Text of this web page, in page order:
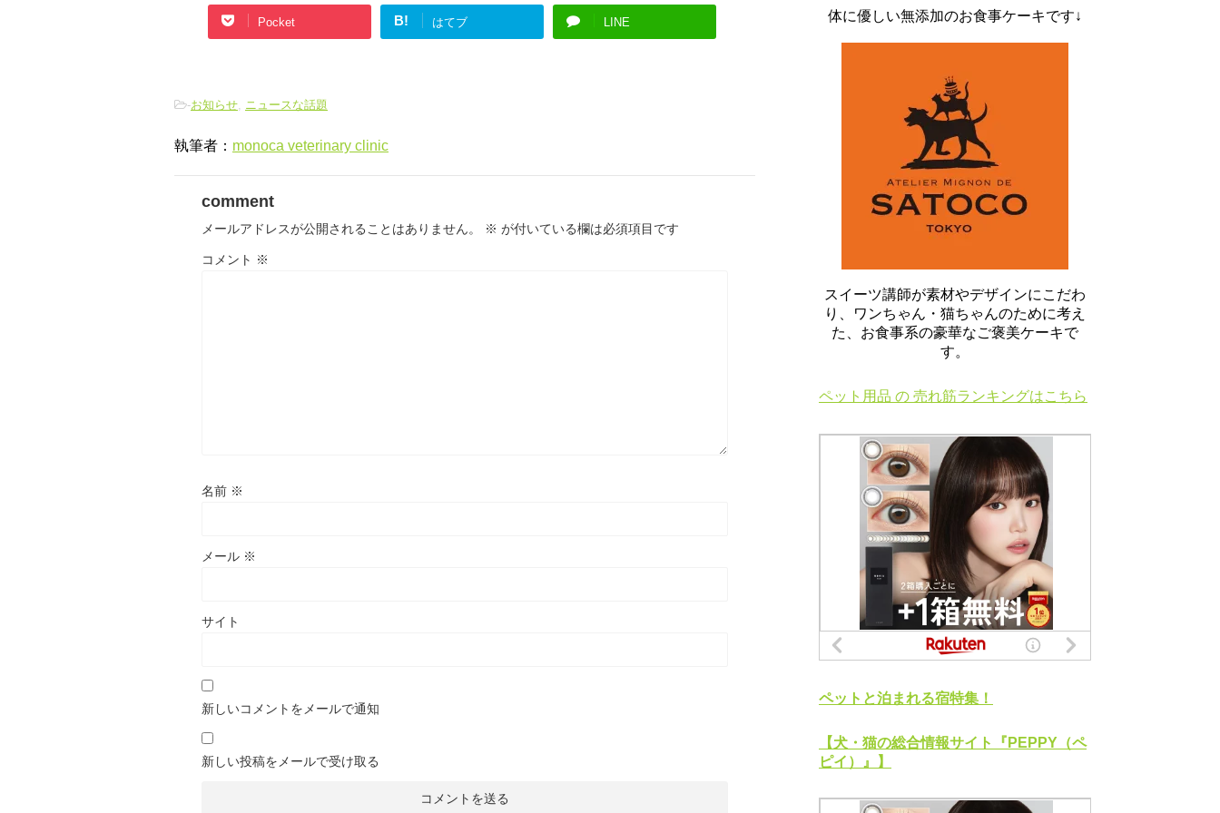
Pocket B! はてブ LINE
-お知らせ, ニュースな話題
執筆者： monoca veterinary clinic
comment
メールアドレスが公開されることはありません。 ※ が付いている欄は必須項目です
コメント ※
名前 ※
メール ※
サイト
新しいコメントをメールで通知
新しい投稿をメールで受け取る
体に優しい無添加のお食事ケーキです↓
スイーツ講師が素材やデザインにこだわ
り、ワンちゃん・猫ちゃんのために考え
た、お食事系の豪華なご褒美ケーキで
す。
ペット用品 の 売れ筋ランキングはこちら
ペットと泊まれる宿特集！
【犬・猫の総合情報サイト『PEPPY（ペ
ピイ）』】